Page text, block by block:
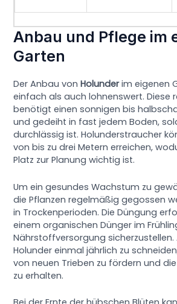
Anbau und Pflege im
Garten
Der Anbau vonHolunderim eigenen
einfach als auch lohnenswert. Diese
benötigt einen sonnigen bis
und gedeiht in fast jedem Boden,
durchlässig ist. Holunderstraucher
von bis zu drei Metern erreichen,
Platz zur Planung wichtig ist.
Um ein gesundes Wachstum zu
die Pflanzen regelmäßig gegossen
in Trockenperioden. Die Düngung
einem organischen Dünger im
Nährstoffversorgung
Holunder einmal jährlich zu
von neuen Trieben zu fördern und
zu erhalten.